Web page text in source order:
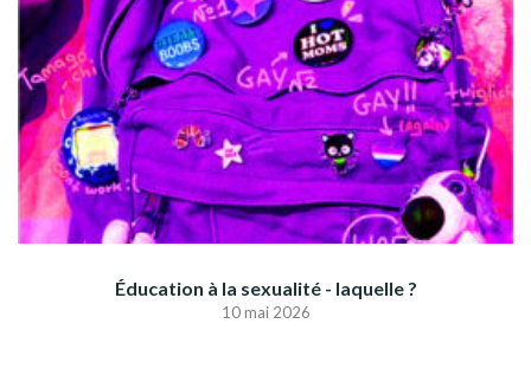
Éducation à la sexualité - laquelle ?
10 mai 2026